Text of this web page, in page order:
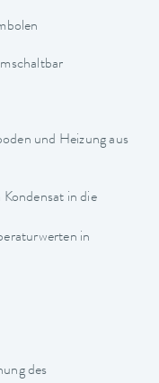
und Heizung aus
in die
in
des